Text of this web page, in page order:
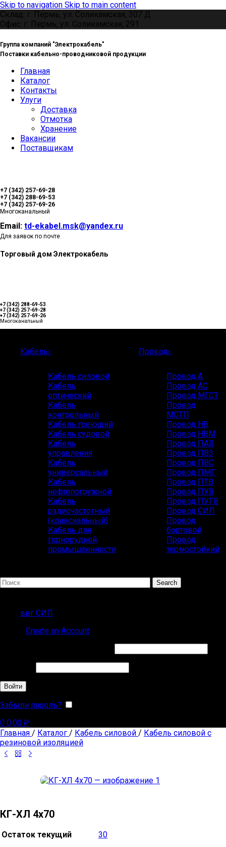
Skip to navigation Skip to main content
Склад: г. Пермь, ул. Соликамская, 307 Д
Офис: г. Пермь, ул. Соликамская, 291
Группа компаний "Электрокабель"
Поставки кабельно-проводниковой продукции
Главная
Каталог
Контакты
Улуги
Доставка
Отмотка
Хранение
Вакансии
Поставщикам
+7 (342) 257-69-28
+7 (342) 288-69-53
+7 (342) 257-69-26
Многоканальный
Email: td-ekabel.msk@yandex.ru
Для заявок по почте
Торговый дом Электрокабель
+7 (342) 288-69-53
+7 (342) 257-69-28
+7 (342) 257-69-26
Многоканальный
Кабель
Кабель силовой
Кабель
оптический
Кабель
контрольный
Кабель греющий
Кабель судовой
Кабель
управления
Кабель
универсальный
Кабель
нефтепогружной
Кабель
радиочастотный
(коаксиальный)
Кабель для
горнорудной
промышленности
Провод
Провод А
Провод АС
Провод МГСТ
Провод
МСТП
Провод НВ
Провод НВМ
Провод ПАВ
Провод ПВ3
Провод ПВС
Провод ПМГ
Провод ПТВ
Провод ПУВ
Провод ПУГВ
Провод СИП
Провод
бортовой
Провод
термостойкий
Search
ввг СИП
Create an Account
Войти
Забыли пароль?
0 0,00 ₽
Главная / Каталог / Кабель силовой / Кабель силовой с
резиновой изоляцией
КГ-ХЛ 4х70
Остаток текущий 30